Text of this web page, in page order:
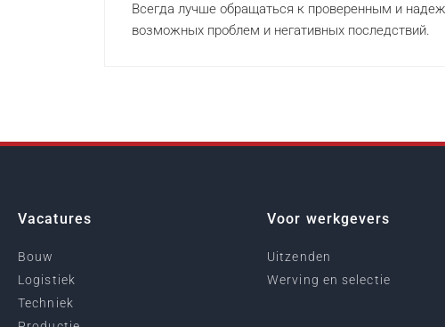
Всегда лучше обращаться к проверенным и
возможных проблем и негативных последствий.
Vacatures
Bouw
Logistiek
Techniek
Voor werkgevers
Uitzenden
Werving en selectie